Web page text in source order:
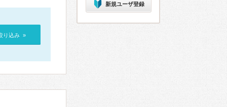
り込み »
新規ユーザ登録